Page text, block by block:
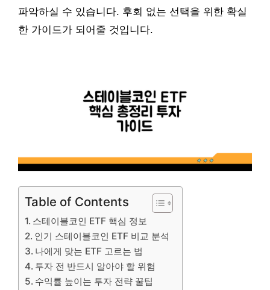
파악하실 수 있습니다. 후회 없는 선택을 위한 확실
한 가이드가 되어줄 것입니다.
Table of Contents
스테이블코인 ETF 핵심 정보
인기 스테이블코인 ETF 비교 분석
나에게 맞는 ETF 고르는 법
투자 전 반드시 알아야 할 위험
수익률 높이는 투자 전략 꿀팁